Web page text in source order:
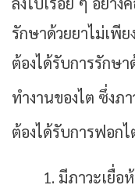
รักษาด้วยยาไม่เพี
ต้องได้รับการรักษ
ทำงานของไต ซึ่งภ
ต้องได้รับการฟอกไ
มีภาวะเยื่อ